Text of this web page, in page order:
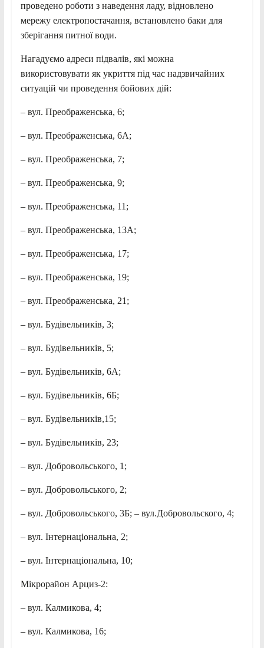
проведено роботи з наведення ладу, відновлено
мережу електропостачання, встановлено баки для
зберігання питної води.
Нагадуємо адреси підвалів, які можна
використовувати як укриття під час надзвичайних
ситуацій чи проведення бойових дій:
– вул. Преображенська, 6;
– вул. Преображенська, 6А;
– вул. Преображенська, 7;
– вул. Преображенська, 9;
– вул. Преображенська, 11;
– вул. Преображенська, 13А;
– вул. Преображенська, 17;
– вул. Преображенська, 19;
– вул. Преображенська, 21;
– вул. Будівельників, 3;
– вул. Будівельників, 5;
– вул. Будівельників, 6А;
– вул. Будівельників, 6Б;
– вул. Будівельників,15;
– вул. Будівельників, 23;
– вул. Добровольського, 1;
– вул. Добровольського, 2;
– вул. Добровольського, 3Б; – вул.Добровольского, 4;
– вул. Інтернаціональна, 2;
– вул. Інтернаціональна, 10;
Мікрорайон Арциз-2:
– вул. Калмикова, 4;
– вул. Калмикова, 16;